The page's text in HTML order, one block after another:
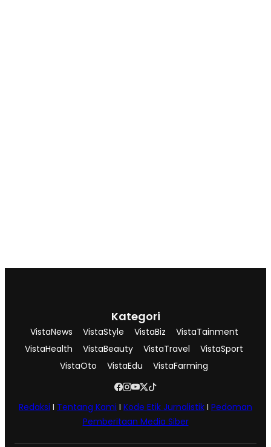
Kategori
VistaNews VistaStyle VistaBiz
VistaTainment
VistaHealth
VistaBeauty VistaTravel
VistaSport
VistaOto
VistaEdu VistaFarming
Redaksi I Tentang Kami I Kode Etik Jurnalistik I Pedoman
Pemberitaan Media Siber